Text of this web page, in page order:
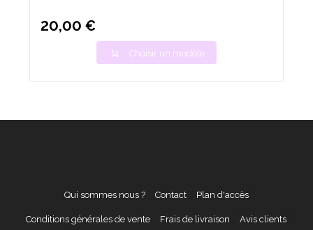
20,00 €
Choisir un modèle
Qui sommes nous ? Contact Plan d'accès
Conditions générales de vente Frais de livraison Avis clients